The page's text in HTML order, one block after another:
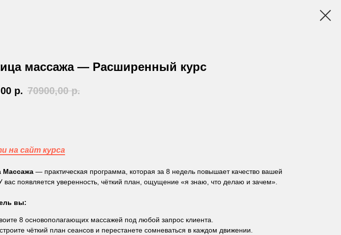
массажа — Расширенный курс
р. 70900,00 р.
на сайт курса
Массажа — практическая программа, которая за 8 недель повышает качество вашей
вас появляется уверенность, чёткий план, ощущение «я знаю, что делаю и зачем».
вы:
8 основополагающих массажей под любой запрос клиента.
чёткий план сеансов и перестанете сомневаться в каждом движении.